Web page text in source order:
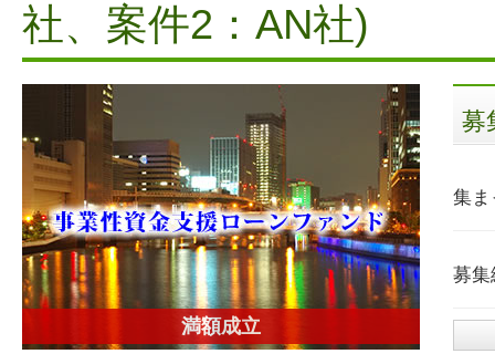
社、案件2：AN社)
満額成立
募
集ま
募集